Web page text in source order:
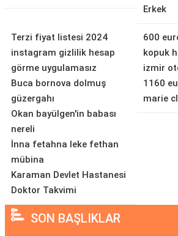
Erkek
Terzi fiyat listesi 2024
instagram gizlilik hesap
görme uygulamasız
Buca bornova dolmuş
güzergahı
Okan bayülgen'in babası
nereli
İnna fetahna leke fethan
mübina
Karaman Devlet Hastanesi
Doktor Takvimi
600
kopuk
izmir
1160
marie
SON BAŞLIKLAR